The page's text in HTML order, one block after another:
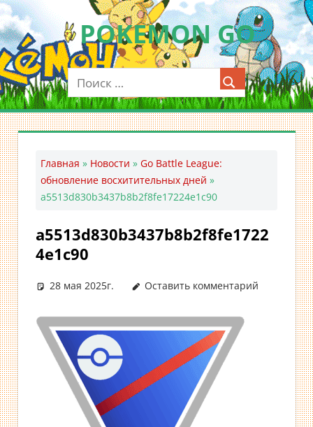
Перейти
к
содержимомуPOKEMON GO
Мобильное
приложение
для
ловли
Покемон
Главная » Новости » Go Battle League:
обновление восхитительных дней »
a5513d830b3437b8b2f8fe17224e1c90
a5513d830b3437b8b2f8fe1722
4e1c90
28 мая 2025г. Оставить комментарий